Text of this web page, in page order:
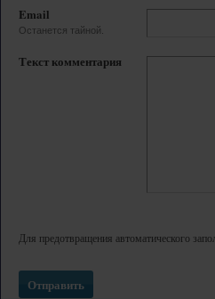
Email
Останется тайной.
Текст комментария
Для предотвращения автоматического